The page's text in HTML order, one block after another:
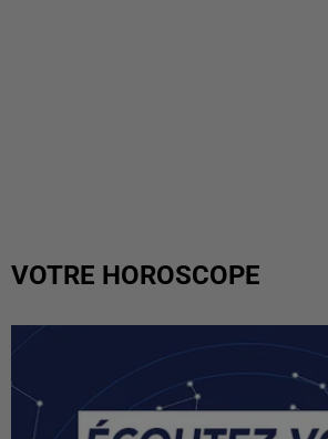
VOTRE HOROSCOPE